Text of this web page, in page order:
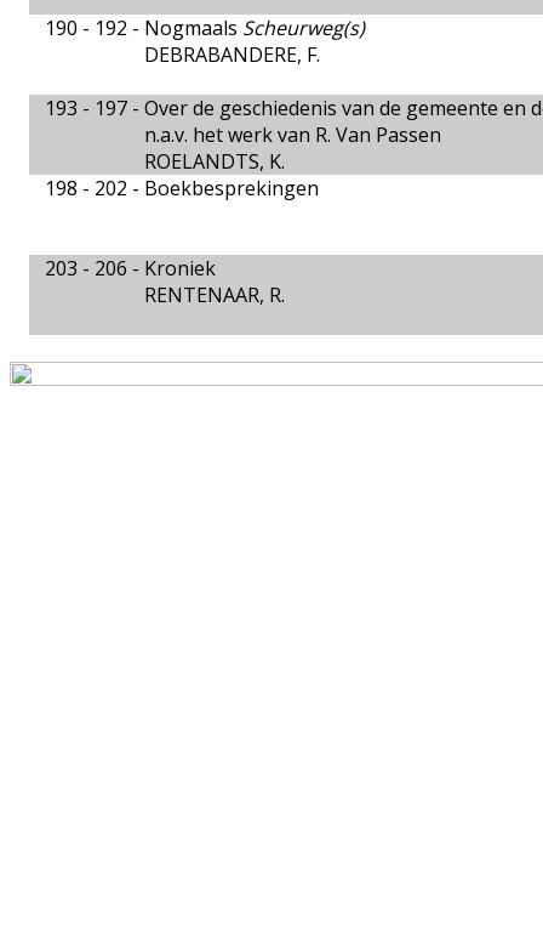
190 - 192 - Nogmaals Scheurweg(s)
DEBRABANDERE, F.
193 - 197 - Over de geschiedenis van de gemeente en
n.a.v. het werk van R. Van Passen
ROELANDTS, K.
198 - 202 - Boekbesprekingen
203 - 206 - Kroniek
RENTENAAR, R.